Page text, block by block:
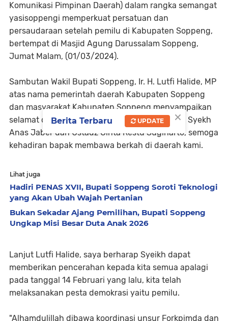
Komunikasi Pimpinan Daerah) dalam rangka semangat
yasisoppengi memperkuat persatuan dan
persaudaraan setelah pemilu di Kabupaten Soppeng,
bertempat di Masjid Agung Darussalam Soppeng,
Jumat Malam, (01/03/2024).
Sambutan Wakil Bupati Soppeng, Ir. H. Lutfi Halide, MP
atas nama pemerintah daerah Kabupaten Soppeng
dan masyarakat Kabupaten Soppeng menyampaikan
selamat datang di Bumi Latemmamala kepada Syekh
Anas Jaber dan Ustadz Cinta Restu Sugiharto, semoga
kehadiran bapak membawa berkah di daerah kami.
Lihat juga
Hadiri PENAS XVII, Bupati Soppeng Soroti Teknologi
yang Akan Ubah Wajah Pertanian
Bukan Sekadar Ajang Pemilihan, Bupati Soppeng
Ungkap Misi Besar Duta Anak 2026
Lanjut Lutfi Halide, saya berharap Syeikh dapat
memberikan pencerahan kepada kita semua apalagi
pada tanggal 14 Februari yang lalu, kita telah
melaksanakan pesta demokrasi yaitu pemilu.
"Alhamdulillah dibawa koordinasi unsur Forkpimda dan
×
Berita Terbaru UPDATE